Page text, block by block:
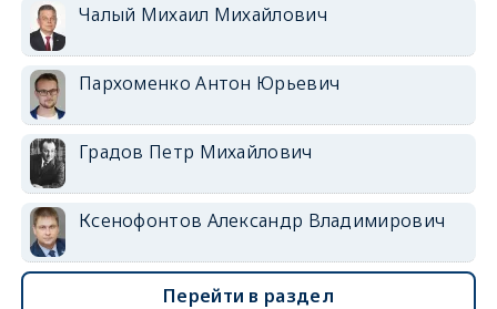
Чалый Михаил Михайлович
Пархоменко Антон Юрьевич
Градов Петр Михайлович
Ксенофонтов Александр Владимирович
Перейти в раздел